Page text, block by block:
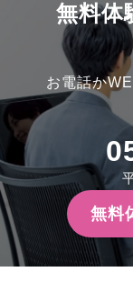
無料体
お電話か
無料